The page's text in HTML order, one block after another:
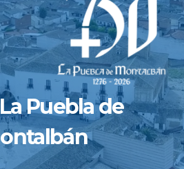
Puebla de